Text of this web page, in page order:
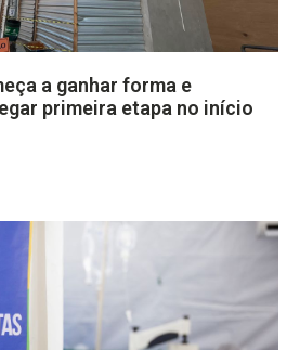
a ganhar forma e
primeira etapa no início